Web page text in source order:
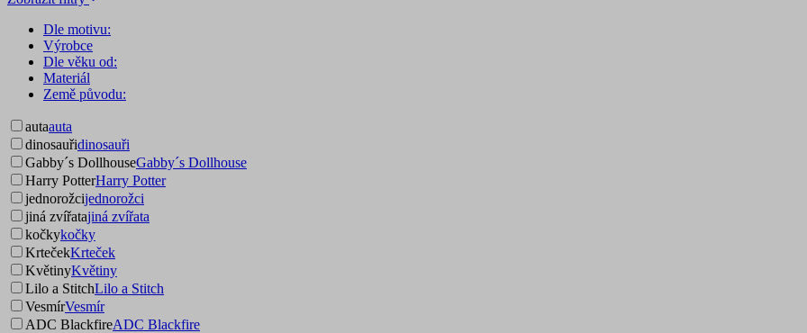
Dle motivu:
Výrobce
Dle věku od:
Materiál
Země původu:
autaauta
dinosauřidinosauři
Gabby´s DollhouseGabby´s Dollhouse
Harry PotterHarry Potter
jednorožcijednorožci
jiná zvířatajiná zvířata
kočkykočky
KrtečekKrteček
KvětinyKvětiny
Lilo a StitchLilo a Stitch
VesmírVesmír
ADC BlackfireADC Blackfire